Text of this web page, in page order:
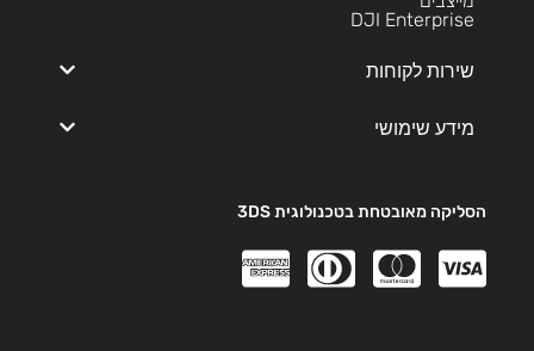
DJI Enterprise
שירות לקוחות
מידע שימושי
הסליקה מאובטחת בטכנולוגית 3DS